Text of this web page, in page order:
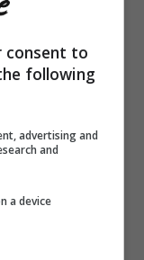
Giacomo
e fondatore
la qualità
consent to
following
advertising and
and
a device